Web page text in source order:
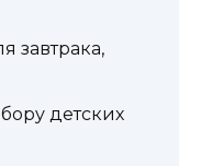
завтрака,
детских